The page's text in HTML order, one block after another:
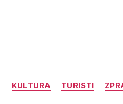
Rubriky
KULTURA TURISTI